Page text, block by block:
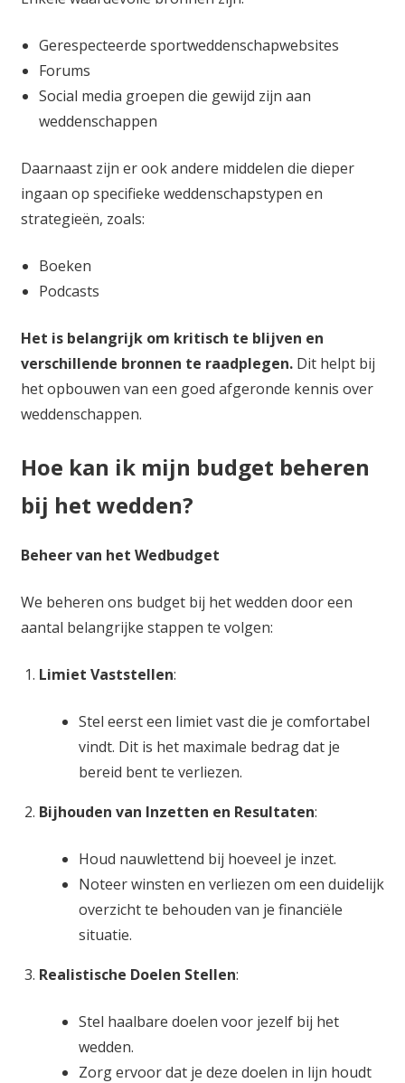
Gerespecteerde sportweddenschapwebsites
Forums
Social media groepen die gewijd zijn aan
weddenschappen
Daarnaast zijn er ook andere middelen die dieper
ingaan op specifieke weddenschapstypen en
strategieën, zoals:
Boeken
Podcasts
Het is belangrijk om kritisch te blijven en
verschillende bronnen te raadplegen.Dit helpt bij
het opbouwen van een goed afgeronde kennis over
weddenschappen.
Hoe kan ik mijn budget beheren
bij het wedden?
Beheer van het Wedbudget
We beheren ons budget bij het wedden door een
aantal belangrijke stappen te volgen:
Limiet Vaststellen:
Stel eerst een limiet vast die je comfortabel
vindt. Dit is het maximale bedrag dat je
bereid bent te verliezen.
Bijhouden van Inzetten en Resultaten:
Houd nauwlettend bij hoeveel je inzet.
Noteer winsten en verliezen om een duidelijk
overzicht te behouden van je financiële
situatie.
Realistische Doelen Stellen:
Stel haalbare doelen voor jezelf bij het
wedden.
Zorg ervoor dat je deze doelen in lijn houdt